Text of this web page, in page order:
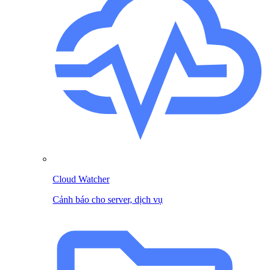
Cloud Watcher
Cảnh báo cho server, dịch vụ